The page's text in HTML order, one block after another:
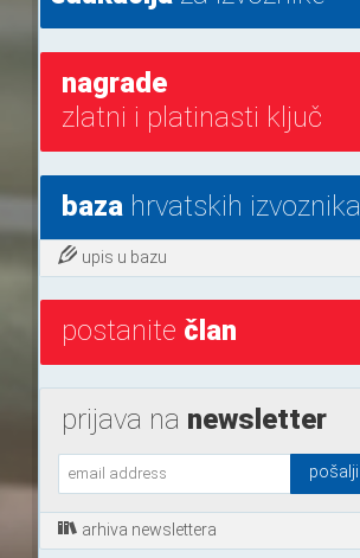
nagrade
zlatni i platinasti ključ
bazahrvatskih izvoznika
upis u bazu
postanite član
prijava na newsletter
arhiva newslettera